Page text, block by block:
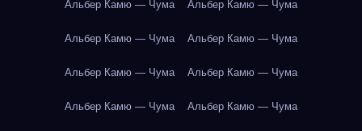
Альбер Камю — Чума Альбер Камю — Чума
Альбер Камю — Чума Альбер Камю — Чума
Альбер Камю — Чума Альбер Камю — Чума
Альбер Камю — Чума Альбер Камю — Чума